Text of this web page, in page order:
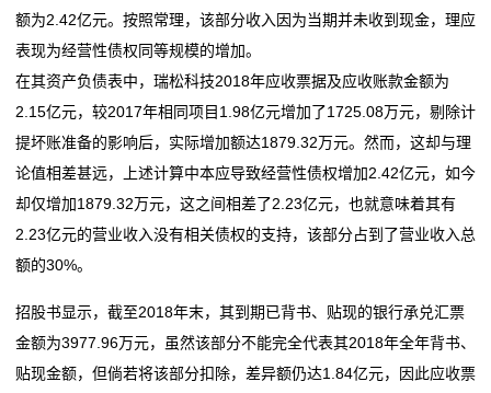
额为2.42亿元。按照常理，该部分收入因为当期并未收到现金，理应
表现为经营性债权同等规模的增加。
在其资产负债表中，瑞松科技2018年应收票据及应收账款金额为
2.15亿元，较2017年相同项目1.98亿元增加了1725.08万元，剔除计
提坏账准备的影响后，实际增加额达1879.32万元。然而，这却与理
论值相差甚远，上述计算中本应导致经营性债权增加2.42亿元，如今
却仅增加1879.32万元，这之间相差了2.23亿元，也就意味着其有
2.23亿元的营业收入没有相关债权的支持，该部分占到了营业收入总
额的30%。
招股书显示，截至2018年末，其到期已背书、贴现的银行承兑汇票
金额为3977.96万元，虽然该部分不能完全代表其2018年全年背书、
贴现金额，但倘若将该部分扣除，差异额仍达1.84亿元，因此应收票